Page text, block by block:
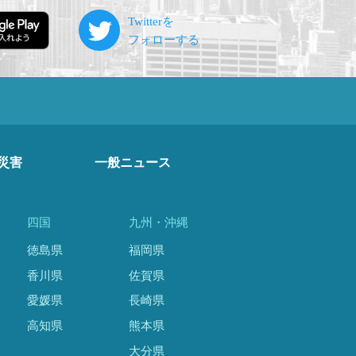
害 一般ニュース
四国
徳島県
香川県
愛媛県
高知県
九州・沖縄
福岡県
佐賀県
長崎県
熊本県
大分県